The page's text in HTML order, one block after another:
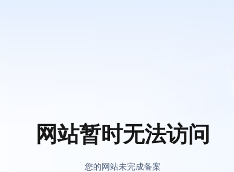
网站暂时无法访问
您的网站未完成备案